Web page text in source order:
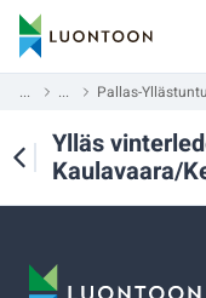
... ...
Ylläs
Kaulavaara/